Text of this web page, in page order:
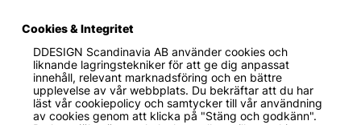
© DDESIGN. Alla rättigheter reserverade.
Om oss|Privacy policy|Cookiepolicy|Köp- och
leveransvillkor
Telefonnummer: 019-507 40 01
Cookies & Integritet
DDESIGN Scandinavia ABanvänder cookies och
liknande lagringstekniker för att ge dig anpassat
innehåll, relevant marknadsföring och en bättre
upplevelse av vår webbplats. Du bekräftar att du har
läst vår cookiepolicy och samtycker till vår användning
av cookies genom att klicka på "Stäng och godkänn".